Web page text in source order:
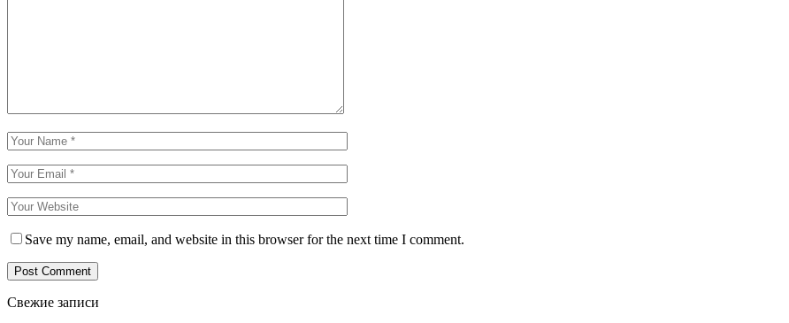
Save my name, email, and website in this browser for the next time I comment.
Свежие записи